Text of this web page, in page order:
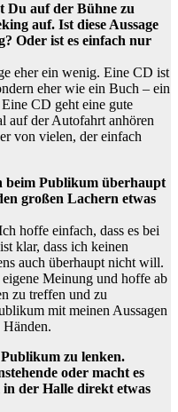
Du auf der Bühne zu
auf. Ist diese Aussage
Oder ist es einfach nur
eher ein wenig. Eine CD ist
eher wie ein Buch – ein
CD geht eine gute
auf der Autofahrt anhören
von vielen, der einfach
beim Publikum überhaupt
großen Lachern etwas
hoffe einfach, dass es bei
klar, dass ich keinen
auch überhaupt nicht will.
Meinung und hoffe ab
zu treffen und zu
mit meinen Aussagen
zu lenken.
oder macht es
der Halle direkt etwas